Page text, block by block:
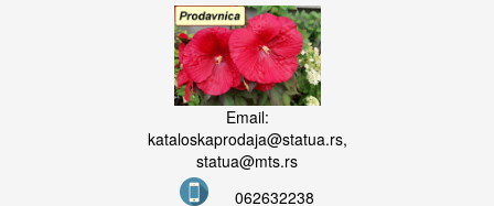
Email:
kataloskaprodaja@statua.rs,
statua@mts.rs
062632238